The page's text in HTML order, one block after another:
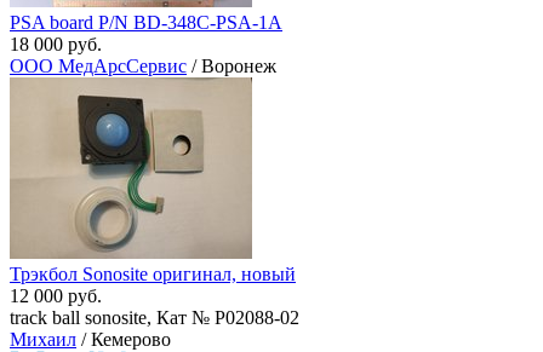
PSA board P/N BD-348C-PSA-1A
18 000 руб.
ООО МедАрсСервис / Воронеж
Трэкбол Sonosite оригинал, новый
12 000 руб.
track ball sonosite, Кат № P02088-02
Михаил / Кемерово